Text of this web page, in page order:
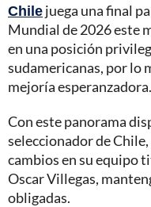
Chilejuega una final
Mundial de 2026 este
en una posición
sudamericanas, por lo
mejoría esperanzadora.
Con este panorama
seleccionador de
cambios en su equipo
Oscar Villegas,
obligadas.